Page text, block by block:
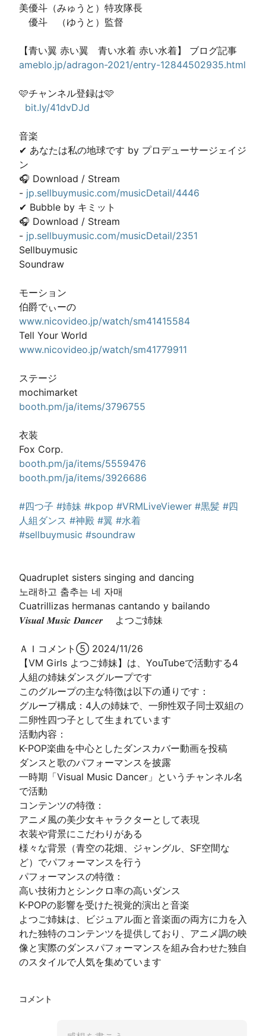
美優斗（みゅうと）特攻隊長
優斗　（ゆうと）監督
ameblo.jp/adragon-2021/entry-12844502935.html
🩷チャンネル登録は🩷
bit.ly/41dvDJd
音楽
✔ あなたは私の地球です by プロデューサージェイジ
ン
🎧 Download / Stream
- jp.sellbuymusic.com/musicDetail/4446
✔ Bubble by キミット
🎧 Download / Stream
- jp.sellbuymusic.com/musicDetail/2351
Sellbuymusic
Soundraw
モーション
www.nicovideo.jp/watch/sm41415584
www.nicovideo.jp/watch/sm41779911
ステージ
booth.pm/ja/items/3796755
衣装
booth.pm/ja/items/5559476
booth.pm/ja/items/3926686
#四つ子 #姉妹 #kpop #VRMLiveViewer #黒髪 #四
人組ダンス #神殿 #翼 #水着
#sellbuymusic #soundraw
Quadruplet sisters singing and dancing
노래하고 춤추는 네 자매
Cuatrillizas hermanas cantando y bailando
𝑽𝒊𝒔𝒖𝒂𝒍 𝑴𝒖𝒔𝒊𝒄 𝑫𝒂𝒏𝒄𝒆𝒓 　よつご姉妹
ＡＩコメント⑤ 2024/11/26
【VM Girls よつご姉妹】は、YouTubeで活動する4
人組の姉妹ダンスグループです
このグループの主な特徴は以下の通りです：
グループ構成：4人の姉妹で、一卵性双子同士双組の
二卵性四つ子として生まれています
活動内容：
K-POP楽曲を中心としたダンスカバー動画を投稿
ダンスと歌のパフォーマンスを披露
一時期「Visual Music Dancer」というチャンネル名
で活動
コンテンツの特徴：
アニメ風の美少女キャラクターとして表現
衣装や背景にこだわりがある
様々な背景（青空の花畑、ジャングル、SF空間な
ど）でパフォーマンスを行う
パフォーマンスの特徴：
高い技術力とシンクロ率の高いダンス
K-POPの影響を受けた視覚的演出と音楽
よつご姉妹は、ビジュアル面と音楽面の両方に力を入
れた独特のコンテンツを提供しており、アニメ調の映
像と実際のダンスパフォーマンスを組み合わせた独自
コメント